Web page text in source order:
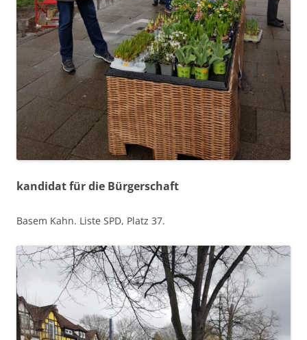
kandidat für die Bürgerschaft
Basem Kahn. Liste SPD, Platz 37.